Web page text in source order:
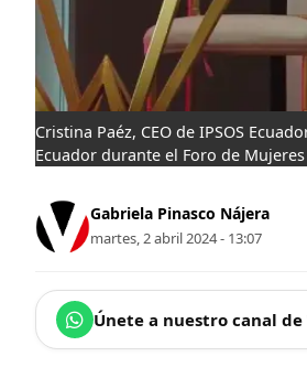
Cristina Paéz, CEO de IPSOS
Ecuador durante el Foro de
Gabriela Pinasco Nájera
martes, 2 abril 2024 - 13:07
Únete a nuestro canal de